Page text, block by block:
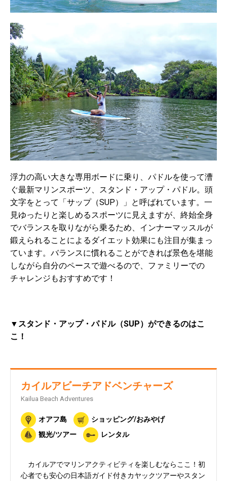
浮力の高い大きな専用ボードに乗り、パドルを使って漕
ぐ最新マリンスポーツ、スタンド・アップ・パドル。頭
文字をとって「サップ（SUP）」と呼ばれています。一
見ゆったりと楽しめるスポーツに見えますが、終始全身
でバランスを取りながら乗るため、インナーマッスルが
鍛えられることによるダイエット効果にも注目が集まっ
ています。バランスに慣れることができれば景色を堪能
しながら自分のペースで遊べるので、ファミリーでの
チャレンジもおすすめです！
▼スタンド・アップ・パドル（SUP）ができるのはこ
こ！
カイルアビーチアドベンチャーズ
Kailua Beach Adventures
オアフ島
ショッピング/おみやげ
観光/ツアー
レンタル
カイルアでマリンアクティビティを楽しむならここ！初
心者でも安心の日本語ガイド付きカヤックツアーやスタン